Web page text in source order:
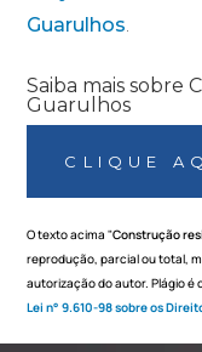
Guarulhos.
Saiba mais sobre
Guarulhos
CLIQUE
O texto acima "Construção
reprodução, parcial ou total,
autorização do autor. Plágio é
Lei n° 9.610-98 sobre os